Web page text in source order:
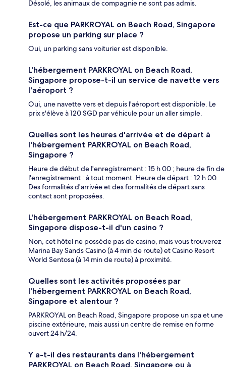
Désolé, les animaux de compagnie ne sont pas admis.
Est-ce que PARKROYAL on Beach Road, Singapore
propose un parking sur place ?
Oui, un parking sans voiturier est disponible.
L'hébergement PARKROYAL on Beach Road,
Singapore propose-t-il un service de navette vers
l'aéroport ?
Oui, une navette vers et depuis l'aéroport est disponible. Le
prix s'élève à 120 SGD par véhicule pour un aller simple.
Quelles sont les heures d'arrivée et de départ à
l'hébergement PARKROYAL on Beach Road,
Singapore ?
Heure de début de l'enregistrement : 15 h 00 ; heure de fin de
l'enregistrement : à tout moment. Heure de départ : 12 h 00.
Des formalités d'arrivée et des formalités de départ sans
contact sont proposées.
L'hébergement PARKROYAL on Beach Road,
Singapore dispose-t-il d'un casino ?
Non, cet hôtel ne possède pas de casino, mais vous trouverez
Marina Bay Sands Casino (à 4 min de route) et Casino Resort
World Sentosa (à 14 min de route) à proximité.
Quelles sont les activités proposées par
l'hébergement PARKROYAL on Beach Road,
Singapore et alentour ?
PARKROYAL on Beach Road, Singapore propose un spa et une
piscine extérieure, mais aussi un centre de remise en forme
ouvert 24 h/24.
Y a-t-il des restaurants dans l'hébergement
PARKROYAL on Beach Road, Singapore ou à